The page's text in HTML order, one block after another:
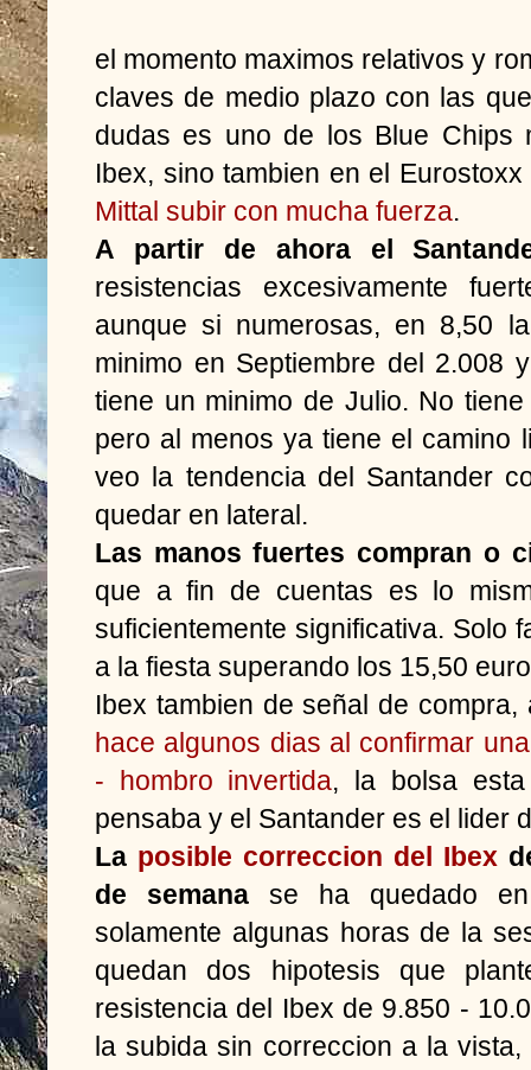
el momento maximos relativos y
claves de medio plazo con las
dudas es uno de los Blue Chips
Ibex, sino tambien en el
Mittal subir con mucha fuerza.
A partir de ahora el
resistencias excesivamente
aunque si numerosas, en 8,50
minimo en Septiembre del 2.008
tiene un minimo de Julio. No
pero al menos ya tiene el camino
veo la tendencia del Santander
quedar en lateral.
Las manos fuertes compran o
que a fin de cuentas es lo
suficientemente significativa. Solo
a la fiesta superando los 15,50
Ibex tambien de señal de
hace algunos dias al confirmar
- hombro invertida, la bolsa
pensaba y el Santander es el lider
La posible correccion del Ibex
de semana se ha quedado
solamente algunas horas de la
quedan dos hipotesis que
resistencia del Ibex de 9.850 -
la subida sin correccion a la